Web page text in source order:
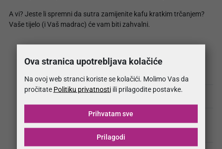
A vi? Jeste li spremni da sutra zamijenite kafu kratkim trčanjem?
Vaše tijelo (i Vaš madrac) će vam biti zahvalni.
Šta nas je Prenj naučio o zdravlju i snovima?
pokorio Biznis ligu!
Ova stranica upotrebljava kolačiće
Na ovoj web stranci koriste se kolačići. Molimo Vas da
pročitate Politiku privatnostiili prilagodite postavke.
Prilagodi
Prihvatam sve